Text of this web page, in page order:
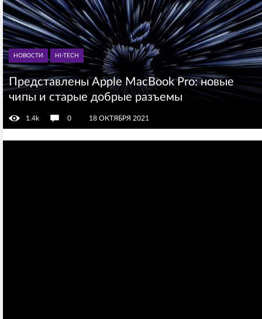
НОВОСТИ HI-TECH
Представлены Apple MacBook Pro: новые
чипы и старые добрые разъемы
1.4k 0 18 ОКТЯБРЯ 2021